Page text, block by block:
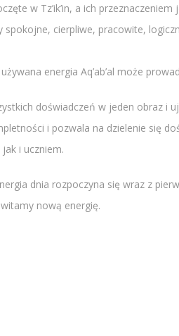
w Tz’ik’in, a ich
cierpliwe, pracowite,
energia Aq’ab’al może
doświadczeń w jeden obraz i
i pozwala na dzielenie się
i uczniem.
dnia rozpoczyna się wraz z
nową energię.